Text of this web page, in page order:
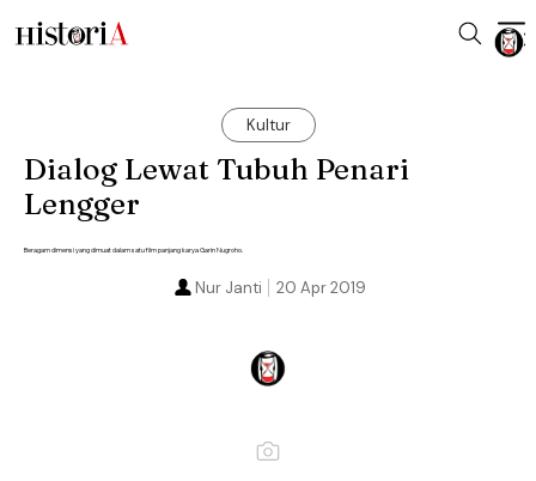
Kultur
Dialog Lewat Tubuh Penari
Lengger
Beragam dimensi yang dimuat dalam satu film panjang karya Garin Nugroho.
20 Apr 2019
Nur Janti